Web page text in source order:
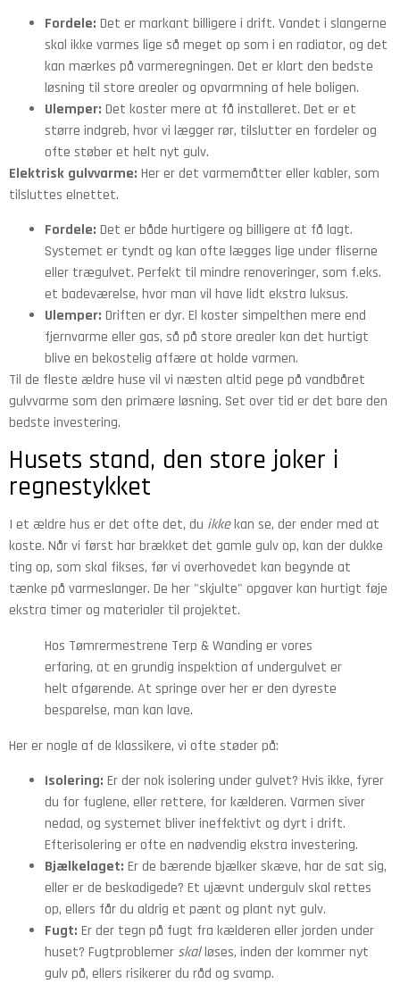
Fordele: Det er markant billigere i drift. Vandet i slangerne
skal ikke varmes lige så meget op som i en radiator, og det
kan mærkes på varmeregningen. Det er klart den bedste
løsning til store arealer og opvarmning af hele boligen.
Ulemper: Det koster mere at få installeret. Det er et
større indgreb, hvor vi lægger rør, tilslutter en fordeler og
ofte støber et helt nyt gulv.
Elektrisk gulvvarme: Her er det varmemåtter eller kabler, som
tilsluttes elnettet.
Fordele: Det er både hurtigere og billigere at få lagt.
Systemet er tyndt og kan ofte lægges lige under fliserne
eller trægulvet. Perfekt til mindre renoveringer, som f.eks.
et badeværelse, hvor man vil have lidt ekstra luksus.
Ulemper: Driften er dyr. El koster simpelthen mere end
fjernvarme eller gas, så på store arealer kan det hurtigt
blive en bekostelig affære at holde varmen.
Til de fleste ældre huse vil vi næsten altid pege på vandbåret
gulvvarme som den primære løsning. Set over tid er det bare den
bedste investering.
Husets stand, den store joker i
regnestykket
I et ældre hus er det ofte det, du ikkekan se, der ender med at
koste. Når vi først har brækket det gamle gulv op, kan der dukke
ting op, som skal fikses, før vi overhovedet kan begynde at
tænke på varmeslanger. De her "skjulte" opgaver kan hurtigt føje
ekstra timer og materialer til projektet.
Hos Tømrermestrene Terp & Wanding er vores
erfaring, at en grundig inspektion af undergulvet er
helt afgørende. At springe over her er den dyreste
besparelse, man kan lave.
Her er nogle af de klassikere, vi ofte støder på:
Isolering: Er der nok isolering under gulvet? Hvis ikke, fyrer
du for fuglene, eller rettere, for kælderen. Varmen siver
nedad, og systemet bliver ineffektivt og dyrt i drift.
Efterisolering er ofte en nødvendig ekstra investering.
Bjælkelaget: Er de bærende bjælker skæve, har de sat sig,
eller er de beskadigede? Et ujævnt undergulv skal rettes
op, ellers får du aldrig et pænt og plant nyt gulv.
Fugt: Er der tegn på fugt fra kælderen eller jorden under
huset? Fugtproblemer skalløses, inden der kommer nyt
gulv på, ellers risikerer du råd og svamp.